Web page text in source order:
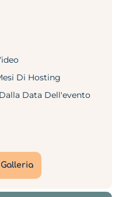
Di Hosting
Data Dell'evento